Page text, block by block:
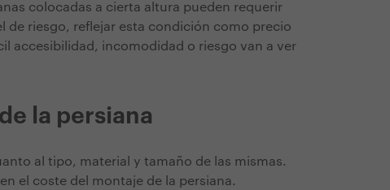
colocadas a cierta altura pueden requerir
de riesgo, reflejar esta condición como precio
accesibilidad, incomodidad o riesgo van a ver
la persiana
al tipo, material y tamaño de las mismas.
el coste del montaje de la persiana.